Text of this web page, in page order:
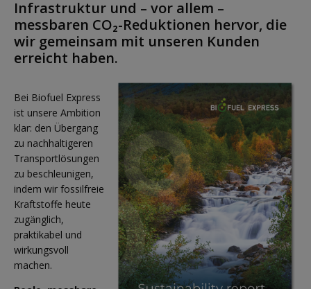
Infrastruktur und – vor allem –
messbaren CO₂-Reduktionen hervor, die
wir gemeinsam mit unseren Kunden
erreicht haben.
Bei Biofuel Express
ist unsere Ambition
klar: den Übergang
zu nachhaltigeren
Transportlösungen
zu beschleunigen,
indem wir fossilfreie
Kraftstoffe heute
zugänglich,
praktikabel und
wirkungsvoll
machen.